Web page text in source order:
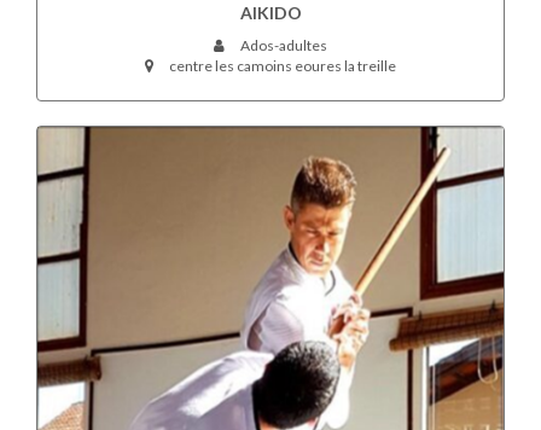
AIKIDO
Ados-adultes
centre les camoins eoures la treille